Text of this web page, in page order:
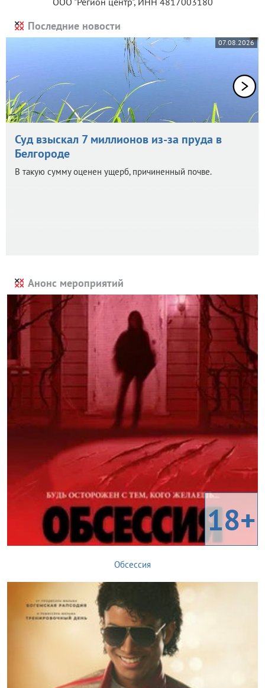
Последние новости
07.08.2026
Суд взыскал 7 миллионов из-за пруда в
Белгороде
В такую сумму оценен ущерб, причиненный почве.
Анонс мероприятий
18+
Обсессия